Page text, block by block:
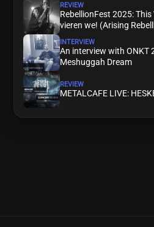
REVIEW
RebellionFest 2025:
vieren we! (Arising
INTERVIEW
An interview with ONKT
Meshuggah Dream
REVIEW
METALCAFE LIVE: